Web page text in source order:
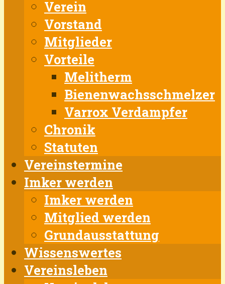
Verein
Vorstand
Mitglieder
Vorteile
Melitherm
Bienenwachsschmelzer
Varrox Verdampfer
Chronik
Statuten
Vereinstermine
Imker werden
Imker werden
Mitglied werden
Grundausstattung
Wissenswertes
Vereinsleben